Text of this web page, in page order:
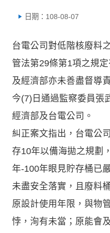
日期：108-08-07
台電公司對低階核廢料
管法第29條第1項之規
及經濟部亦未善盡督導
今(7)日通過監察委員張
經濟部及台電公司。
糾正案文指出，台電公
存10年以備海拋之規劃
年-100年眼見貯存桶已
未盡安全落實，且廢料
原設計使用年限，與物
悖，洵有未當；原能會